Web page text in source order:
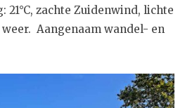
zachte Zuidenwind, lichte
Aangenaam wandel- en